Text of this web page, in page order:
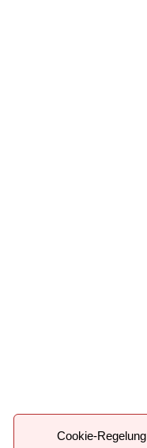
Cookie-Regelung